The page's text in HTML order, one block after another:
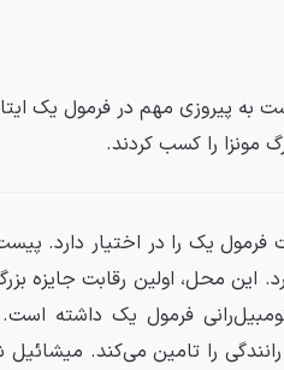
پیروزی مهم در فرمول یک
مونزا را کسب کردند.
فرمول یک را در اختیار دارد.
۳۰۷ کیلومتر میسر رانندگی را تامین می‌کند.